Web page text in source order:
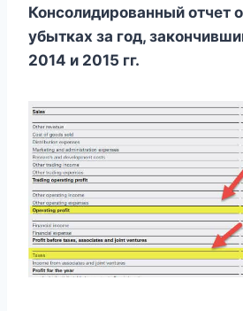
Консолидированный отчет
убытках за год,
2014 и 2015 гг.